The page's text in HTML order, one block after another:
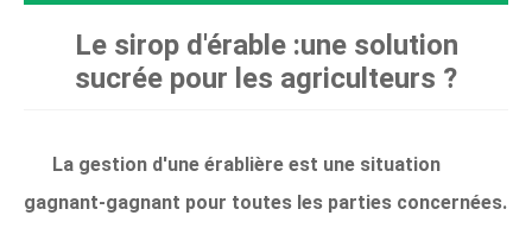
Le sirop d'érable :une solution
sucrée pour les agriculteurs ?
La gestion d'une érablière est une situation
gagnant-gagnant pour toutes les parties concernées.